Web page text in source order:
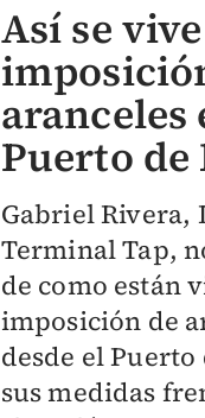
Así se
aranceles
Puerto
Gabriel Rivera,
Terminal Tap,
de como están
imposición de
desde el
sus medidas